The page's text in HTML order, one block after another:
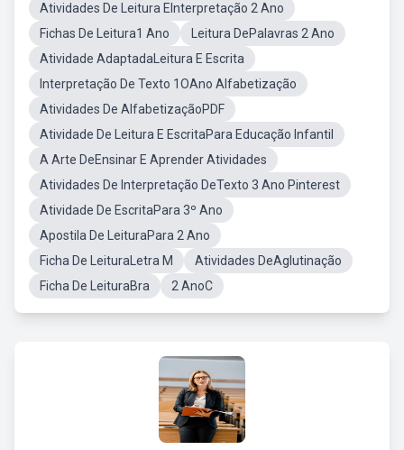
Atividades De Leitura EInterpretação 2 Ano
Fichas De Leitura1 Ano
Leitura DePalavras 2 Ano
Atividade AdaptadaLeitura E Escrita
Interpretação De Texto 1OAno Alfabetização
Atividades De AlfabetizaçãoPDF
Atividade De Leitura E EscritaPara Educação Infantil
A Arte DeEnsinar E Aprender Atividades
Atividades De Interpretação DeTexto 3 Ano Pinterest
Atividade De EscritaPara 3º Ano
Apostila De LeituraPara 2 Ano
Ficha De LeituraLetra M
Atividades DeAglutinação
Ficha De LeituraBra
2 AnoC